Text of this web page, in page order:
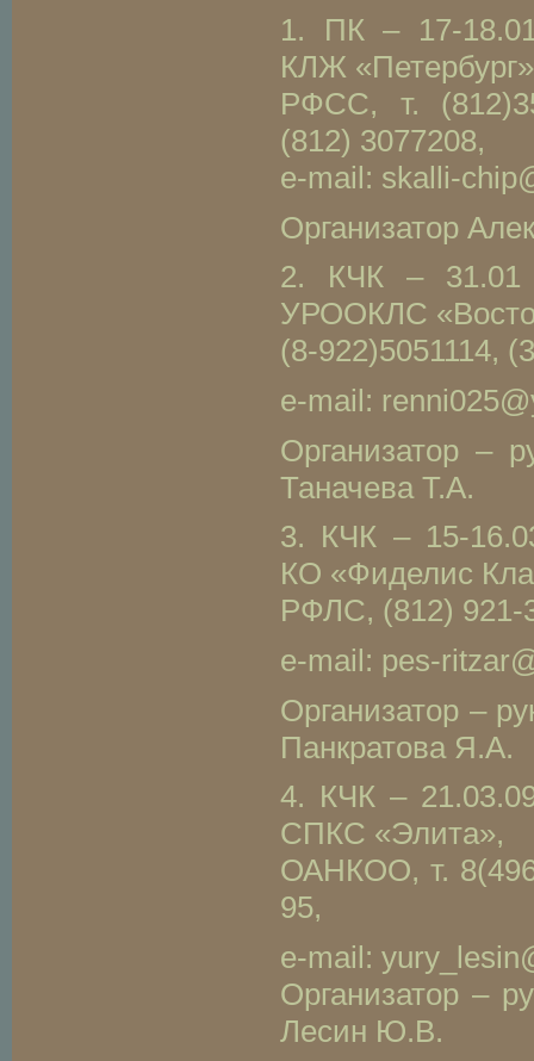
1. ПК – 17-
КЛЖ
РФСС, т.
(812) 3077208,
e-mail: skalli-
Организатор
2. КЧК – 31.01
УРООКЛС
(8-922)5051114,
e-mail:
Организатор –
Таначева Т.А.
3. КЧК – 15-
КО «Фиделис
РФЛС, (812) 921-
e-mail: pes-
Организатор –
Панкратова Я.А.
4. КЧК –
СПКС «Элита»,
ОАНКОО, т.
95,
e-mail:
Организатор –
Лесин Ю.В.